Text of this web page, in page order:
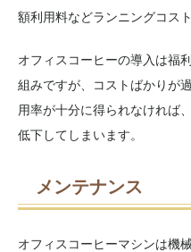
額利用料などランニングコス
オフィスコーヒーの導入は福
組みですが、コストばかりが
用率が十分に得られなければ
低下してしまいます。
メンテナンス
オフィスコーヒーマシンは機